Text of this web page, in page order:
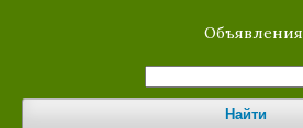
Объявления
Найти